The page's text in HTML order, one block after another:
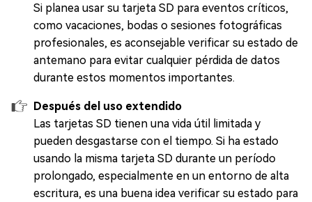
Si planea usar su tarjeta SD para eventos críticos,
como vacaciones, bodas o sesiones fotográficas
profesionales, es aconsejable verificar su estado de
antemano para evitar cualquier pérdida de datos
durante estos momentos importantes.
Después del uso extendido
Las tarjetas SD tienen una vida útil limitada y
pueden desgastarse con el tiempo. Si ha estado
usando la misma tarjeta SD durante un período
prolongado, especialmente en un entorno de alta
escritura, es una buena idea verificar su estado para